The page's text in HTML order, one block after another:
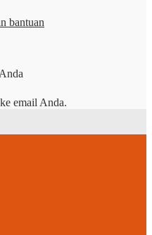
bantuan
email Anda.